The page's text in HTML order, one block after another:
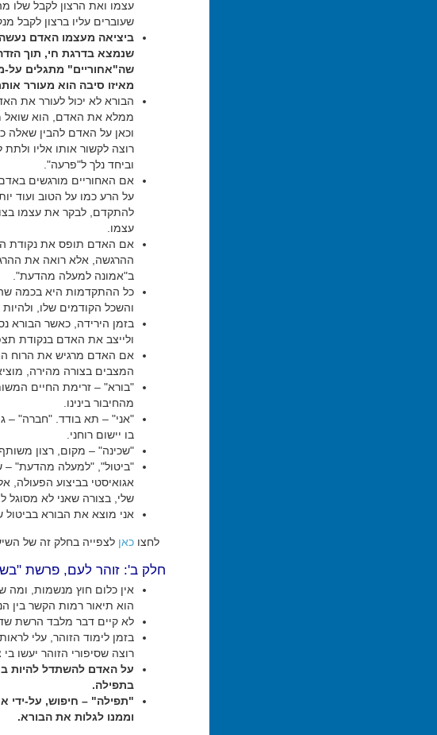
עצמו ואת הרצון לקבל שלו
שעוברים עליו ברצון לקבל
ביציאה מעצמו האדם
שנמצא בדרגת חי, תוך
שה"אחוריים" מתגלים על-
מאיזו סיבה הוא מעורר
הבורא לא יכול לעורר את
ממלא את האדם, הוא שואל
וכאן על האדם להבין שאלה
רוצה לקשור אותו אליו
וביחד נלך ל"פרעה".
אם האחוריים מורגשים
על הרע כמו על הטוב ועוד
להתקדם, לבקר את עצמו
עצמו.
אם האדם תופס את נקודת
ההרגשה, אלא רואה את
ב"אמונה למעלה מהדעת".
כל ההתקדמות היא בכמה
והשכל הקודמים שלו, ולהיות
בזמן הירידה, כאשר הבורא
ולייצב את האדם בנקודת
אם האדם מרגיש את הרוח
המצבים בצורה מהירה,
"בורא" – זרימת החיים
מהחיבור בינינו.
"אני" – תא בודד. "חברה" –
בו יישום רוחני.
"שכינה" – מקום, רצון
"ביטול", "למעלה מהדעת" –
אגואיסטי בביצוע הפעולה,
שלי, בצורה שאני לא מסוגל
אני מוצא את הבורא בביטול
לחצו כאן לצפייה בחלק זה של
חלק ב': זוהר לעם, פרשת
אין כלום חוץ מנשמות, ומה
הוא תיאור רמות הקשר בין
לא קיים דבר מלבד הרשת
בזמן לימוד הזוהר, עלי
רוצה שסיפורי הזוהר יעשו
על האדם להשתדל להיות
בתפילה.
"תפילה" – חיפוש, על-ידי
וממנו לגלות את הבורא.